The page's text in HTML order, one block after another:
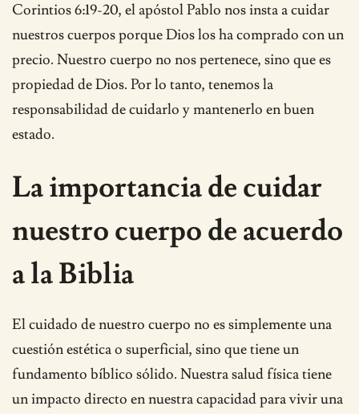
Corintios 6:19-20, el apóstol Pablo nos insta a cuidar
nuestros cuerpos porque Dios los ha comprado con un
precio. Nuestro cuerpo no nos pertenece, sino que es
propiedad de Dios. Por lo tanto, tenemos la
responsabilidad de cuidarlo y mantenerlo en buen
estado.
La importancia de cuidar
nuestro cuerpo de acuerdo
a la Biblia
El cuidado de nuestro cuerpo no es simplemente una
cuestión estética o superficial, sino que tiene un
fundamento bíblico sólido. Nuestra salud física tiene
un impacto directo en nuestra capacidad para vivir una